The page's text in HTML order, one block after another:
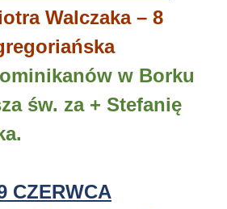
Walczaka – 8
w Borku
św. za + Stefanię
CZERWCA